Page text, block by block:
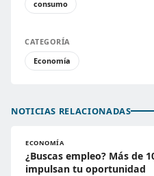
consumo
CATEGORÍA
Economía
NOTICIAS RELACIONADAS
ECONOMÍA
¿Buscas empleo? Más de
impulsan tu oportunidad